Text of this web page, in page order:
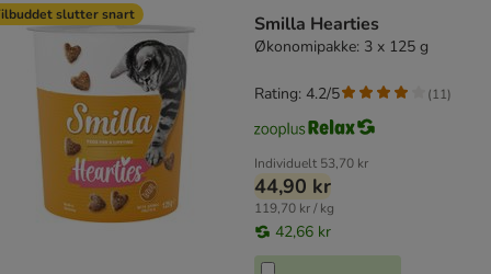
slutter snart Smilla Hearties
Økonomipakke: 3 x 125 g
Individuelt 53,70 kr
44,90 kr
119,70 kr / kg
42,66 kr
Rating: 4.2/5 (11)